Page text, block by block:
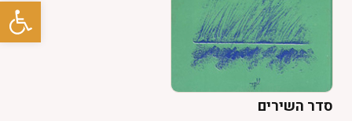
פתח פרוייקטים +
טלוויזיה +
גלריות
סדר השירים